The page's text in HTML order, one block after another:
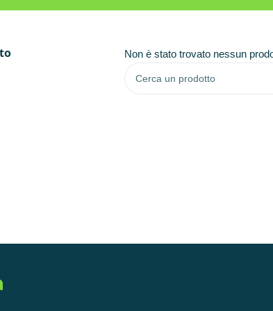
Non è stato trovato nessun